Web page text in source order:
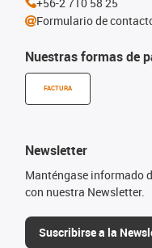
Nuestras formas de
FACTURA
Newsletter
Manténgase informado
con nuestra Newsletter.
Suscribirse a la
Formulario de